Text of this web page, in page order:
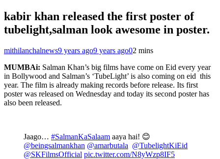
kabir khan released the first poster of
tubelight,salman look awesome in poster.
mithilanchalnews9 years ago9 years ago02 mins
MUMBAi: Salman Khan’s big films have come on Eid every year
in Bollywood and Salman’s ‘TubeLight’ is also coming on eid this
year. The film is already making records before release. Its first
poster was released on Wednesday and today its second poster has
also been released.
Jaago… #SalmanKaSalaam aaya hai! 😊
@beingsalmankhan @amarbutala @TubelightKiEid
@SKFilmsOfficial pic.twitter.com/N8yWzp8IF5